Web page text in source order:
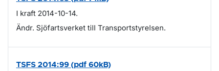
I kraft 2014-10-14.
Ändr. Sjöfartsverket till Transportstyrelsen.
TSFS 2014:99 (pdf 60kB)